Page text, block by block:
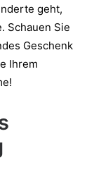
geht,
Schauen Sie
Geschenk
Ihrem